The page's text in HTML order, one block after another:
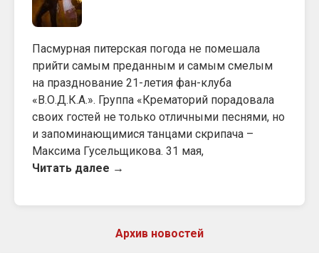
Пасмурная питерская погода не помешала
прийти самым преданным и самым смелым
на празднование 21-летия фан-клуба
«В.О.Д.К.А.». Группа «Крематорий порадовала
своих гостей не только отличными песнями, но
и запоминающимися танцами скрипача –
Максима Гусельщикова. 31 мая,
Читать далее →
Архив новостей